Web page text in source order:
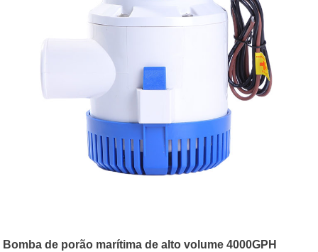
Bomba de porão marítima de alto volume 4000GPH